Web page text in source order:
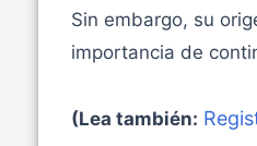
Sin embargo, su
importancia de
(Lea también: